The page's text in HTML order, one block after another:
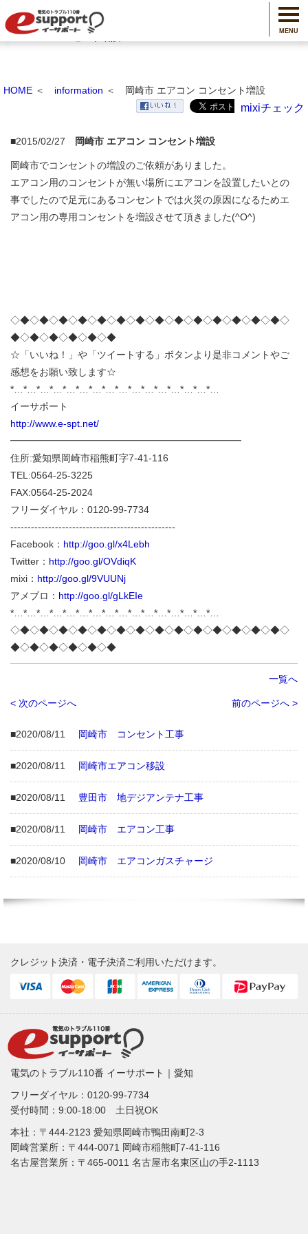
MENU
【愛知】電気工事や修理、アンテナ工事 | イーサポートの岡崎市
エアコン コンセント増設
HOME ＜ information ＜ 岡崎市 エアコン コンセント増設
mixiチェック
■2015/02/27 岡崎市 エアコン コンセント増設
岡崎市でコンセントの増設のご依頼がありました。
エアコン用のコンセントが無い場所にエアコンを設置したいとの
事でしたので足元にあるコンセントでは火災の原因になるためエ
アコン用の専用コンセントを増設させて頂きました(^O^)
◇◆◇◆◇◆◇◆◇◆◇◆◇◆◇◆◇◆◇◆◇◆◇◆◇◆◇◆◇
◆◇◆◇◆◇◆◇◆◇◆
☆「いいね！」や「ツイートする」ボタンより是非コメントやご
感想をお願い致します☆
*…*…*…*…*…*…*…*…*…*…*…*…*…*…*…*…
イーサポート
http://www.e-spt.net/
━━━━━━━━━━━━━━━━━━━━━━━━
住所:愛知県岡崎市稲熊町字7-41-116
TEL:0564-25-3225
FAX:0564-25-2024
フリーダイヤル：0120-99-7734
------------------------------------------------
Facebook： http://goo.gl/x4Lebh
Twitter： http://goo.gl/OVdiqK
mixi： http://goo.gl/9VUUNj
アメブロ： http://goo.gl/gLkEIe
*…*…*…*…*…*…*…*…*…*…*…*…*…*…*…*…
◇◆◇◆◇◆◇◆◇◆◇◆◇◆◇◆◇◆◇◆◇◆◇◆◇◆◇◆◇
◆◇◆◇◆◇◆◇◆◇◆
一覧へ
< 次のページへ 前のページへ >
■2020/08/11 岡崎市 コンセント工事
■2020/08/11 岡崎市エアコン移設
■2020/08/11 豊田市 地デジアンテナ工事
■2020/08/11 岡崎市 エアコン工事
■2020/08/10 岡崎市 エアコンガスチャージ
クレジット決済・電子決済ご利用いただけます。
電気のトラブル110番 イーサポート｜愛知
フリーダイヤル： 0120-99-7734
受付時間：9:00-18:00 土日祝OK
本社：〒444-2123 愛知県岡崎市鴨田南町2-3
岡崎営業所：〒444-0071 岡崎市稲熊町7-41-116
名古屋営業所：〒465-0011 名古屋市名東区山の手2-1113